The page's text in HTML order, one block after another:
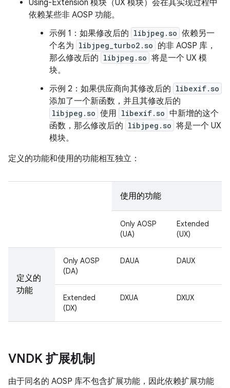
Using-Extension 模块（UX 模块）会在其实现过程中
依赖某些非 AOSP 功能。
示例 1： 如果修改后的 libjpeg.so 依赖另一
个名为 libjpeg_turbo2.so 的非 AOSP 库，
那么修改后的 libjpeg.so 将是一个 UX 模
块。
示例 2： 如果供应商向其修改后的 libexif.so
添加了一个新函数，并且其修改后的
libjpeg.so 使用 libexif.so 中新增的这个
函数，那么修改后的 libjpeg.so 将是一个 UX
模块。
定义的功能和使用的功能相互独立：
使用的功能
Only AOSP
(UA)
Extended
(UX)
定义的
功能
Only AOSP
(DA)
DAUA DAUX
Extended
(DX)
DXUA DXUX
VNDK 扩展机制
由于同名的 AOSP 库不包含扩展功能，因此依赖扩展功能